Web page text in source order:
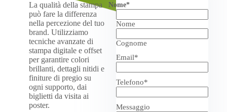
La qualità della stampa
può fare la differenza
nella percezione del tuo
brand. Utilizziamo
tecniche avanzate di
stampa digitale e offset
per garantire colori
brillanti, dettagli nitidi e
finiture di pregio su
ogni supporto, dai
biglietti da visita ai
poster.
Nome*
Nome
Cognome
Email*
Telefono*
Messaggio